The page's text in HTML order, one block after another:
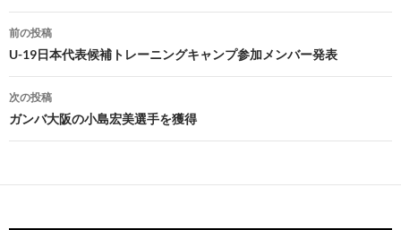
投
稿
ナ
ビ
ー
前の投稿
U-19日本代表候補トレーニングキャンプ参加メンバー発表
次の投稿
ガンバ大阪の小島宏美選手を獲得